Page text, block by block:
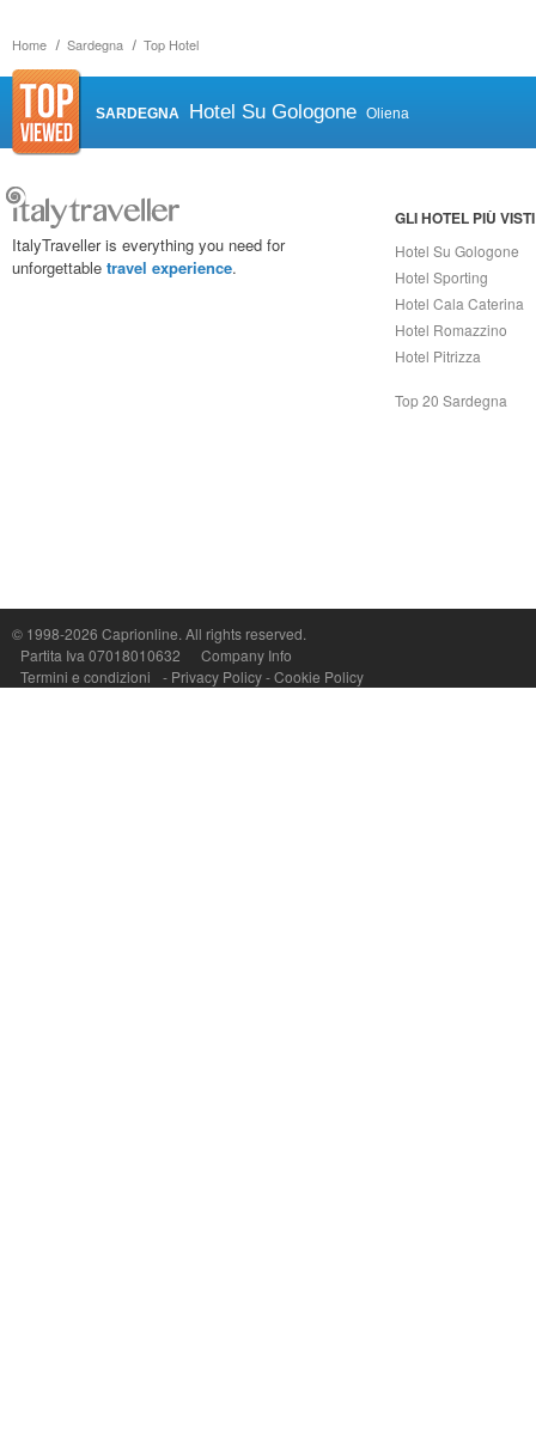
Home Sardegna Top Hotel
SARDEGNA Hotel Su Gologone Oliena
ItalyTraveller is everything you need for
unforgettable travel experience.
GLI HOTEL PIÙ VISTI
Hotel Su Gologone
Hotel Sporting
Hotel Cala Caterina
Hotel Romazzino
Hotel Pitrizza
Top 20 Sardegna
© 1998-2026 Caprionline. All rights reserved.
Partita Iva 07018010632
Company Info
Termini e condizioni
- Privacy Policy-Cookie Policy
Capri On Line Srl, Via Le Botteghe 10a - 80073 CAPRI (NA) Italy
P.Iva, C.F. e n.Reg.Imprese Napoli: 07018010632 - Rea n.557643